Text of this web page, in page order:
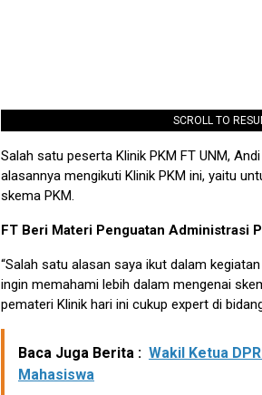
SCROLL TO
Salah satu peserta Klinik PKM FT UNM,
alasannya mengikuti Klinik PKM ini, yaitu
skema PKM.
FT Beri Materi Penguatan Administrasi
“Salah satu alasan saya ikut dalam
ingin memahami lebih dalam mengenai
pemateri Klinik hari ini cukup expert di
Baca Juga Berita : Wakil Ketua
Mahasiswa